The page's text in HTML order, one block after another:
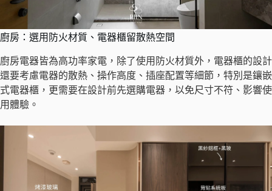
廚房：選用防火材質、電器櫃留散熱空間
廚房電器皆為高功率家電，除了使用防火材質外，電器櫃的設計
還要考慮電器的散熱、操作高度、插座配置等細節，特別是鑲嵌
式電器櫃，更需要在設計前先選購電器，以免尺寸不符、影響使
用體驗。